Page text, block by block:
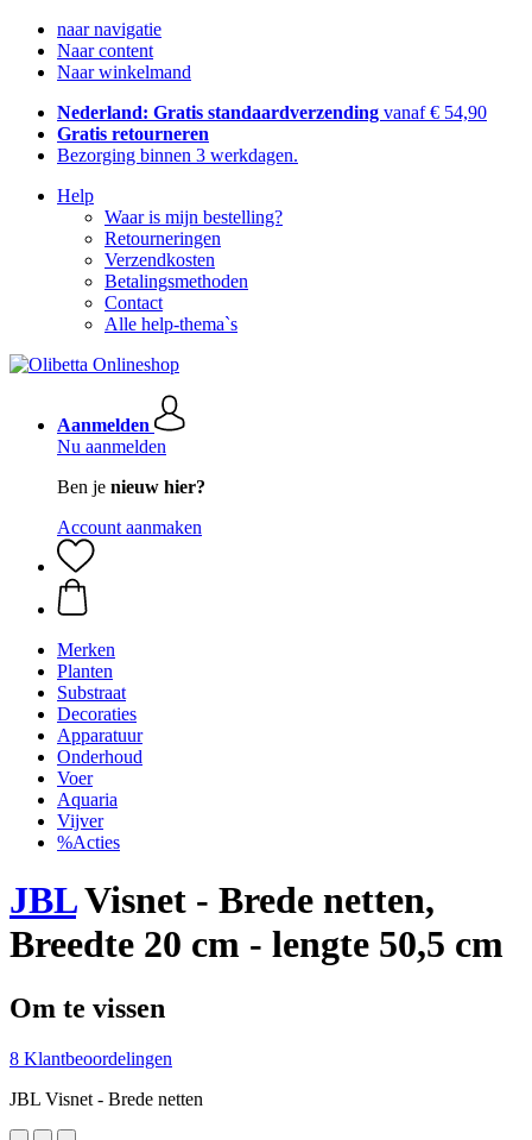
naar navigatie
Naar content
Naar winkelmand
Nederland: Gratis standaardverzending vanaf € 54,90
Gratis retourneren
Bezorging binnen 3 werkdagen.
Help
Waar is mijn bestelling?
Retourneringen
Verzendkosten
Betalingsmethoden
Contact
Alle help-thema`s
Aanmelden
Nu aanmelden
Ben je nieuw hier?
Account aanmaken
Merken
Planten
Substraat
Decoraties
Apparatuur
Onderhoud
Voer
Aquaria
Vijver
%Acties
JBLVisnet - Brede netten,
Breedte 20 cm - lengte 50,5 cm
Om te vissen
8 Klantbeoordelingen
JBL Visnet - Brede netten